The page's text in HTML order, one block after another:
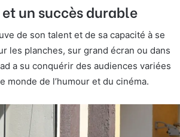
un succès durable
de son talent et de sa capacité à se
les planches, sur grand écran ou dans
a su conquérir des audiences variées
de l’humour et du cinéma.